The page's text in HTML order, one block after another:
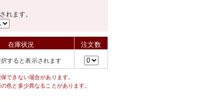
れます。
在庫状況 注文数
すると表示されます
できない場合があります。
色と多少異なることがあります。